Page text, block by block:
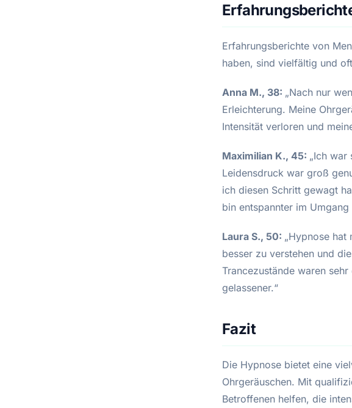
Erfahrungsberichte von
haben, sind vielfältig und
Anna M., 38: „Nach nur
Erleichterung. Meine
Intensität verloren und
Maximilian K., 45: „Ich war
Leidensdruck war groß
ich diesen Schritt gewagt
bin entspannter im Umgang
Laura S., 50: „Hypnose hat
besser zu verstehen und
Trancezustände waren
gelassener.“
Fazit
Die Hypnose bietet eine
Ohrgeräuschen. Mit
Betroffenen helfen, die